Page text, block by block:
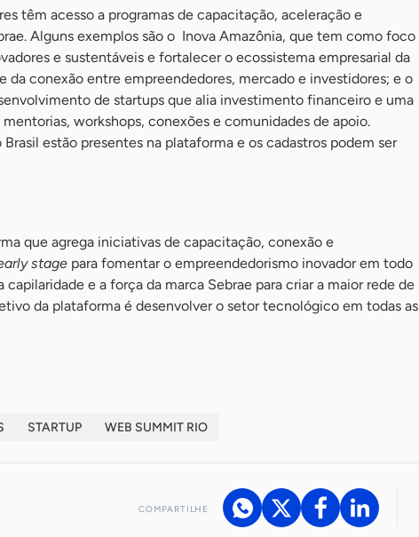
têm acesso a programas de capacitação, aceleração e
Alguns exemplos são o Inova Amazônia, que tem como foco
e sustentáveis e fortalecer o ecossistema empresarial da
da conexão entre empreendedores, mercado e investidores; e o
de startups que alia investimento financeiro e uma
workshops, conexões e comunidades de apoio.
estão presentes na plataforma e os cadastros podem ser
que agrega iniciativas de capacitação, conexão e
stage para fomentar o empreendedorismo inovador em todo
e a força da marca Sebrae para criar a maior rede de
da plataforma é desenvolver o setor tecnológico em todas as
STARTUP WEB SUMMIT RIO
COMPARTILHE